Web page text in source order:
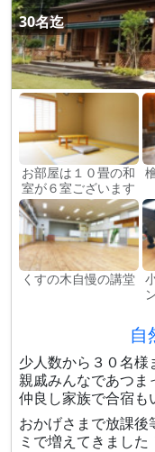
30名迄
お部屋は１０畳の和
室が６室ございます
くすの木自慢の講堂
自
少人数から３０名様
親戚みんなであつま
仲良し家族で合宿も
おかげさまで放課後
ミで増えてきました